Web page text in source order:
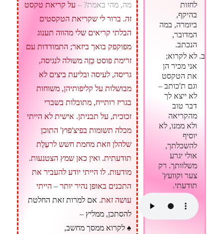
לחזות
בהיקף,
ביומרה, במה
המדובר,
הנכתב.
לא לקרוא;
אני מכיר הן
את הטקסט
וגם ת'כותב –
לא ייצא לך
דבר טוב
מהקריאה
ולא ממנו, לא
יוסיף
להשכלתך,
אולי יגרע
משלוותך. רק
צער וקוועץ'
תודעתי.
מה, מהי באמת? –על קריאת טקסט
זה. ברור לי שקריאת הטקסטים
הבלתי קריאים שלי מהווה תענוג
מפוקפק בואך ביזאר; התמודדות עם
זרימת פוסט כְּזֶה משולה לנגיסה,
גריסה, לעיסה ובליעת ביצים לא
מבושלות על קליפותיהן, משוחות
בגריז רותייח, מתובלות בשברי
זכוכית, על תבניתן. אישית לא הייתי
מכלה תשומות בפיצ'פוץ' התוכן
שלהלן וזאת מחמת חשש לרעֶלֶת
תודעתית. ואין כאן שמץ הצטנעות.
מודעות. לו הייתי יודע להעביר את
התכנים באופן נהיר יותר – הייתי
עושה זאת. אם למרות זאת החלטת
להסתכן, ממליץ –
♠ לקרוא ממסך מחשב,